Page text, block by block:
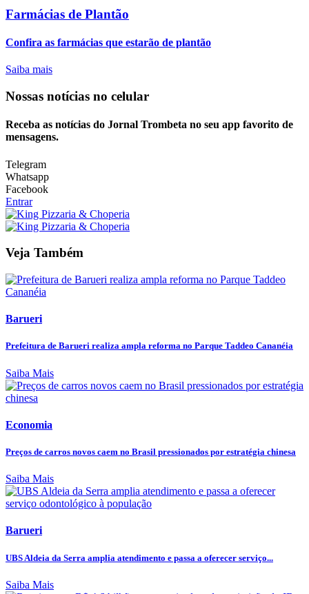
Farmácias de Plantão
Confira as farmácias que estarão de plantão
Saiba mais
Nossas notícias no celular
Receba as notícias do Jornal Trombeta no seu app favorito de
mensagens.
Telegram
Whatsapp
Facebook
Entrar
Veja Também
Barueri
Prefeitura de Barueri realiza ampla reforma no Parque Taddeo Cananéia
Saiba Mais
Economia
Preços de carros novos caem no Brasil pressionados por estratégia chinesa
Saiba Mais
Barueri
UBS Aldeia da Serra amplia atendimento e passa a oferecer serviço...
Saiba Mais